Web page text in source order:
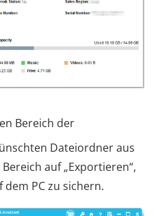
Bereich der
Dateiordner aus
auf „Exportieren“,
PC zu sichern.